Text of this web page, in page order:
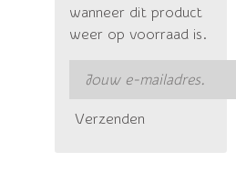
wanneer dit product
weer op voorraad is.
Verzenden